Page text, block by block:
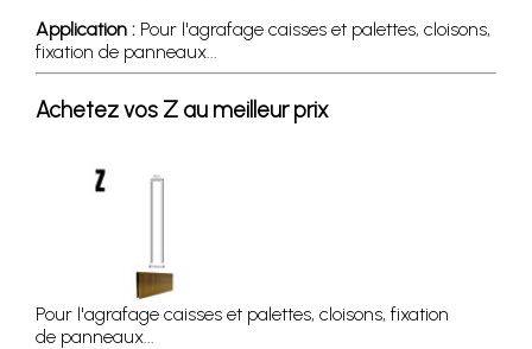
Application : Pour l'agrafage caisses et palettes, cloisons,
fixation de panneaux...
Achetez vos Z au meilleur prix
Pour l'agrafage caisses et palettes, cloisons, fixation
de panneaux...